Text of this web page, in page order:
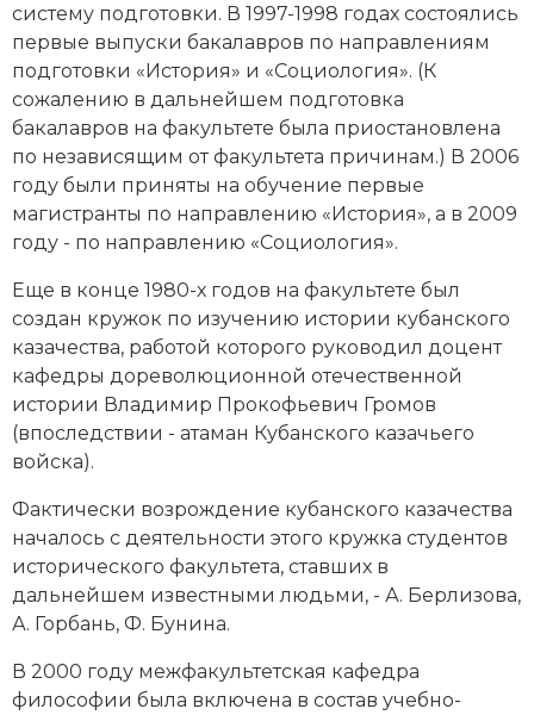
систему подготовки. В 1997-1998 годах состоялись
первые выпуски бакалавров по направлениям
подготовки «История» и «Социология». (К
сожалению в дальнейшем подготовка
бакалавров на факультете была приостановлена
по независящим от факультета причинам.) В 2006
году были приняты на обучение первые
магистранты по направлению «История», а в 2009
году - по направлению «Социология».
Еще в конце 1980-х годов на факультете был
создан кружок по изучению истории кубанского
казачества, работой которого руководил доцент
кафедры дореволюционной отечественной
истории Владимир Прокофьевич Громов
(впоследствии - атаман Кубанского казачьего
войска).
Фактически возрождение кубанского казачества
началось с деятельности этого кружка студентов
исторического факультета, ставших в
дальнейшем известными людьми, - А. Берлизова,
А. Горбань, Ф. Бунина.
В 2000 году межфакультетская кафедра
философии была включена в состав учебно-